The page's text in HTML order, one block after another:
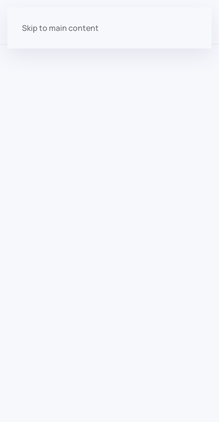
Skip to main content